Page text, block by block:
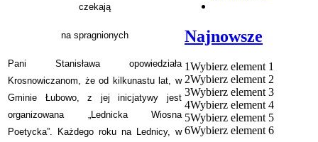
czekają
na spragnionych
Pani Stanisława opowiedziała
Krosnowiczanom, że od kilkunastu lat, w
Gminie Łubowo, z jej inicjatywy jest
organizowana „Lednicka Wiosna
Poetycka”. Każdego roku na Lednicy, w
Najnowsze
1Wybierz element 1
2Wybierz element 2
3Wybierz element 3
4Wybierz element 4
5Wybierz element 5
6Wybierz element 6